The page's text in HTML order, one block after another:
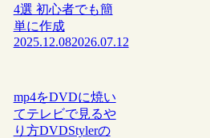
4選 初心者でも簡
単に作成
2025.12.082026.07.12
mp4をDVDに焼い
てテレビで見るや
り方DVDStylerの